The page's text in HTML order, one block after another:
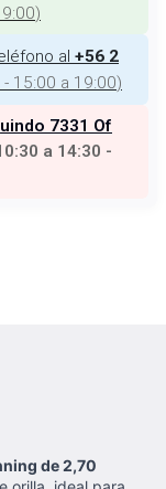
)
al +56 2
15:00 a 19:00)
7331 Of
a 14:30 -
de 2,70